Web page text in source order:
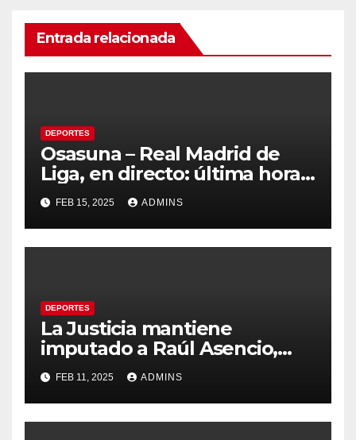
Entrada relacionada
DEPORTES
Osasuna – Real Madrid de
Liga, en directo: última hora,
resultado y goles de la
jornada 24
FEB 15, 2025 ADMINS
DEPORTES
La Justicia mantiene
imputado a Raúl Asencio,
defensa del Real Madrid, por
difundir un vídeo sexual de
una menor
FEB 11, 2025 ADMINS